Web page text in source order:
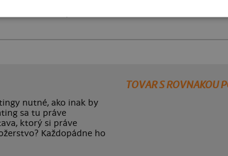
nutné, ako inak by
sa tu práve
ktorý si práve
Každopádne ho
TOVAR S ROVNAKOU